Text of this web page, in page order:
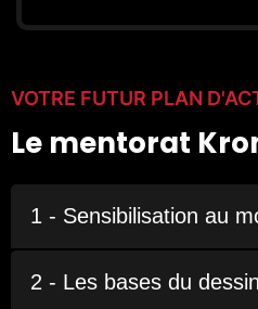
VOTRE FUTUR PLAN
Le mentorat
1 - Sensibilisation au
2 - Les bases du dessin